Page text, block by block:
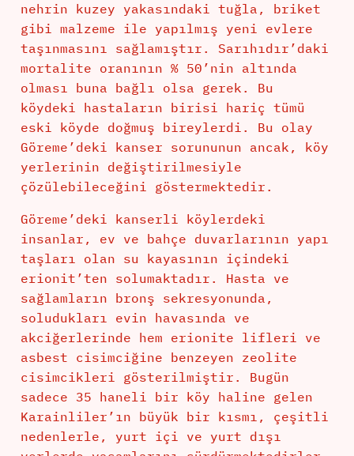
nehrin kuzey yakasındaki tuğla, briket
gibi malzeme ile yapılmış yeni evlere
taşınmasını sağlamıştır. Sarıhıdır’daki
mortalite oranının % 50’nin altında
olması buna bağlı olsa gerek. Bu
köydeki hastaların birisi hariç tümü
eski köyde doğmuş bireylerdi. Bu olay
Göreme’deki kanser sorununun ancak, köy
yerlerinin değiştirilmesiyle
çözülebileceğini göstermektedir.
Göreme’deki kanserli köylerdeki
insanlar, ev ve bahçe duvarlarının yapı
taşları olan su kayasının içindeki
erionit’ten solumaktadır. Hasta ve
sağlamların bronş sekresyonunda,
soludukları evin havasında ve
akciğerlerinde hem erionite lifleri ve
asbest cisimciğine benzeyen zeolite
cisimcikleri gösterilmiştir. Bugün
sadece 35 haneli bir köy haline gelen
Karainliler’ın büyük bir kısmı, çeşitli
nedenlerle, yurt içi ve yurt dışı